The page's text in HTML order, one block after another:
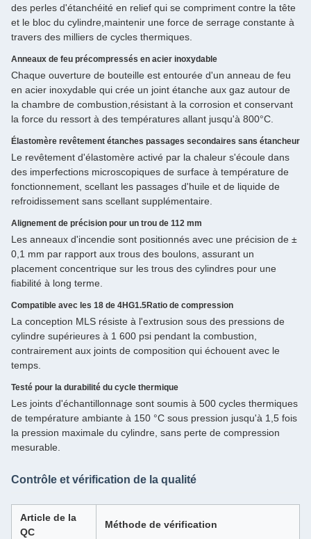
des perles d'étanchéité en relief qui se compriment contre la tête
et le bloc du cylindre,maintenir une force de serrage constante à
travers des milliers de cycles thermiques.
Anneaux de feu précompressés en acier inoxydable
Chaque ouverture de bouteille est entourée d'un anneau de feu
en acier inoxydable qui crée un joint étanche aux gaz autour de
la chambre de combustion,résistant à la corrosion et conservant
la force du ressort à des températures allant jusqu'à 800°C.
Élastomère revêtement étanches passages secondaires sans étancheur
Le revêtement d'élastomère activé par la chaleur s'écoule dans
des imperfections microscopiques de surface à température de
fonctionnement, scellant les passages d'huile et de liquide de
refroidissement sans scellant supplémentaire.
Alignement de précision pour un trou de 112 mm
Les anneaux d'incendie sont positionnés avec une précision de ±
0,1 mm par rapport aux trous des boulons, assurant un
placement concentrique sur les trous des cylindres pour une
fiabilité à long terme.
Compatible avec les 18 de 4HG1.5Ratio de compression
La conception MLS résiste à l'extrusion sous des pressions de
cylindre supérieures à 1 600 psi pendant la combustion,
contrairement aux joints de composition qui échouent avec le
temps.
Testé pour la durabilité du cycle thermique
Les joints d'échantillonnage sont soumis à 500 cycles thermiques
de température ambiante à 150 °C sous pression jusqu'à 1,5 fois
la pression maximale du cylindre, sans perte de compression
mesurable.
Contrôle et vérification de la qualité
Article de la
QC
Méthode de vérification